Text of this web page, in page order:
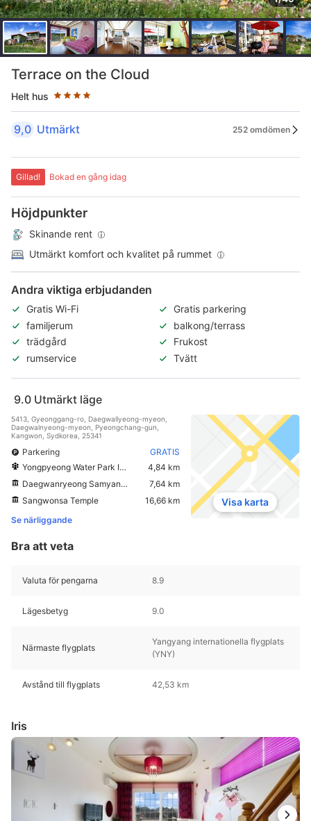
Terrace on the Cloud
Helt hus
Stjärnklassificering: 4 stjärnor
9,0 Utmärkt 252 omdömen
Gillad! Bokad en gång idag
Höjdpunkter
Skinande rent
Utmärkt komfort och kvalitet på rummet
Andra viktiga erbjudanden
Gratis Wi-Fi
Gratis parkering
familjerum
balkong/terrass
trädgård
Frukost
rumservice
Tvätt
9.0 Utmärkt läge
5413, Gyeonggang-ro, Daegwallyeong-myeon,
Daegwalnyeong-myeon, Pyeongchang-gun,
Kangwon, Sydkorea, 25341
Parkering
GRATIS
Yongpyeong Water Park Island
4,84 km
Daegwanryeong Samyang Ranch
7,64 km
Sangwonsa Temple
16,66 km
Se närliggande
Visa karta
Bra att veta
Valuta för pengarna 8.9
Lägesbetyg 9.0
Närmaste flygplats
Yangyang internationella flygplats
(YNY)
Avstånd till flygplats 42,53 km
Iris